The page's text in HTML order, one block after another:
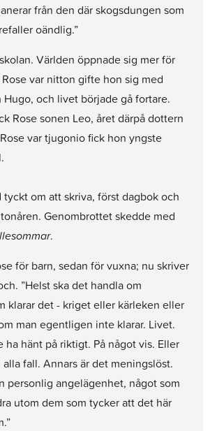
från den där skogsdungen som
oändlig.”
Världen öppnade sig mer för
var nitton gifte hon sig med
Hugo, och livet började gå fortare.
Rose sonen Leo, året därpå dottern
var tjugonio fick hon yngste
tyckt om att skriva, först dagbok och
Genombrottet skedde med
.
för barn, sedan för vuxna; nu skriver
”Helst ska det handla om
klarar det - kriget eller kärleken eller
man egentligen inte klarar. Livet.
ha hänt på riktigt. På något vis. Eller
fall. Annars är det meningslöst.
personlig angelägenhet, något som
utom dem som tycker att det här